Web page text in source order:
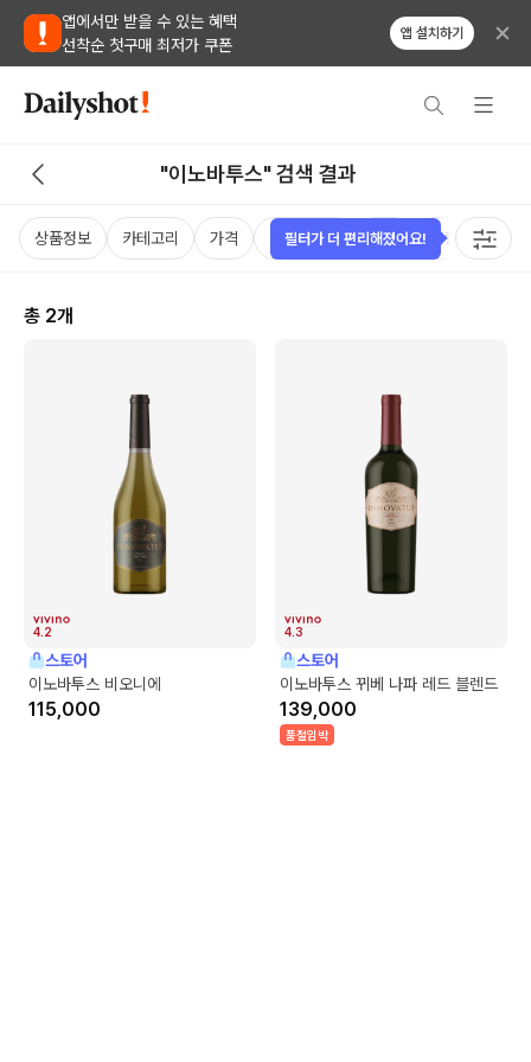
앱에서만 받을 수 있는 혜택
선착순 첫구매 최저가 쿠폰
앱 설치하기
"이노바투스" 검색 결과
상품정보 카테고리 가격 비비노점수 국가 용량 태그
총 2개
4.2
스토어
이노바투스 비오니에
115,000
4.3
스토어
이노바투스 뀌베 나파 레드 블렌드
139,000
품절임박
필터가 더 편리해졌어요!